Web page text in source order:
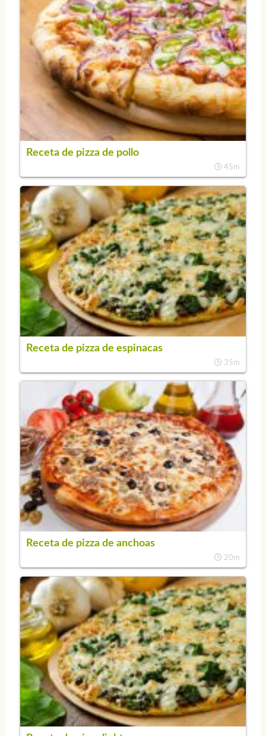
Receta de pizza de pollo
45m
Receta de pizza de espinacas
35m
Receta de pizza de anchoas
20m